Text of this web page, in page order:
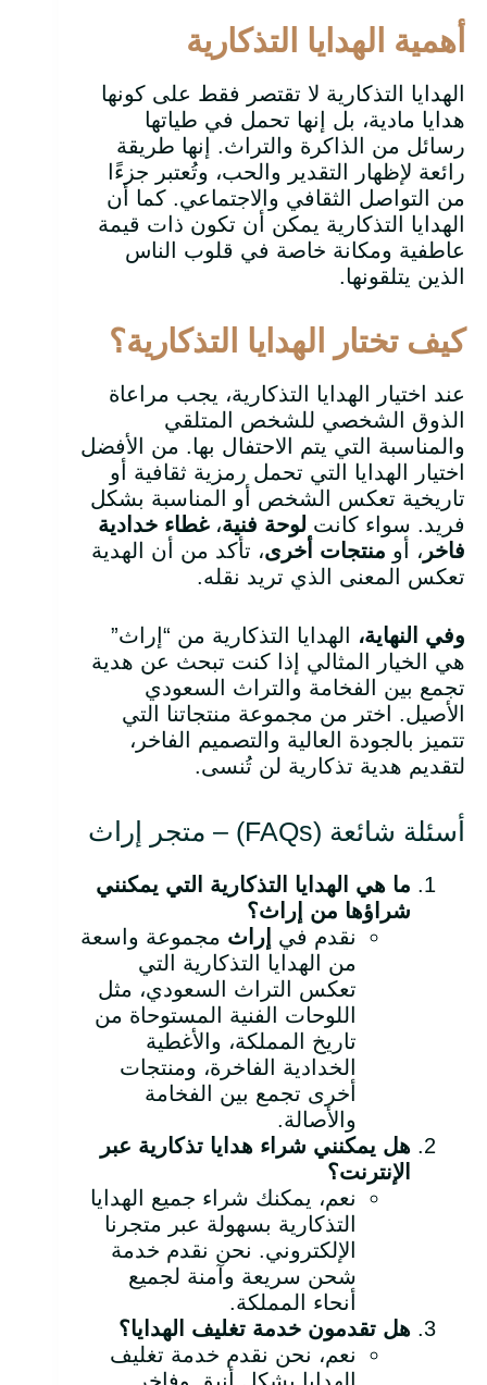
أهمية الهدايا التذكارية
الهدايا التذكارية لا تقتصر فقط على كونها
هدايا مادية، بل إنها تحمل في طياتها
رسائل من الذاكرة والتراث. إنها طريقة
رائعة لإظهار التقدير والحب، وتُعتبر جزءًا
من التواصل الثقافي والاجتماعي. كما أن
الهدايا التذكارية يمكن أن تكون ذات قيمة
عاطفية ومكانة خاصة في قلوب الناس
الذين يتلقونها.
كيف تختار الهدايا التذكارية؟
عند اختيار الهدايا التذكارية، يجب مراعاة
الذوق الشخصي للشخص المتلقي
والمناسبة التي يتم الاحتفال بها. من الأفضل
اختيار الهدايا التي تحمل رمزية ثقافية أو
تاريخية تعكس الشخص أو المناسبة بشكل
فريد. سواء كانت لوحة فنية،غطاء خدادية
فاخر ، أو منتجات أخرى، تأكد من أن الهدية
تعكس المعنى الذي تريد نقله.
وفي النهاية،
الهدايا التذكارية من “إراث”
هي الخيار المثالي إذا كنت تبحث عن هدية
تجمع بين الفخامة والتراث السعودي
الأصيل. اختر من مجموعة منتجاتنا التي
تتميز بالجودة العالية والتصميم الفاخر،
لتقديم هدية تذكارية لن تُنسى.
أسئلة شائعة (FAQs) – متجر إراث
ما هي الهدايا التذكارية التي يمكنني
شراؤها من إراث؟
نقدم في إراث مجموعة واسعة
من الهدايا التذكارية التي
تعكس التراث السعودي، مثل
اللوحات الفنية المستوحاة من
تاريخ المملكة، والأغطية
الخدادية الفاخرة، ومنتجات
أخرى تجمع بين الفخامة
والأصالة.
هل يمكنني شراء هدايا تذكارية عبر
الإنترنت؟
نعم، يمكنك شراء جميع الهدايا
التذكارية بسهولة عبر متجرنا
الإلكتروني. نحن نقدم خدمة
شحن سريعة وآمنة لجميع
أنحاء المملكة.
هل تقدمون خدمة تغليف الهدايا؟
نعم، نحن نقدم خدمة تغليف